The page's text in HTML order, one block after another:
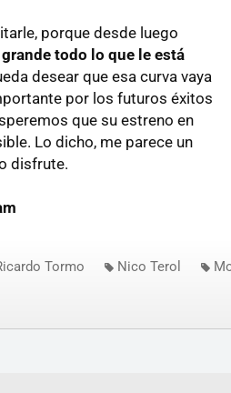
porque desde luego
todo lo que le está
desear que esa curva vaya
por los futuros éxitos
que su estreno en
Lo dicho, me parece un
disfrute.
Tormo Nico Terol